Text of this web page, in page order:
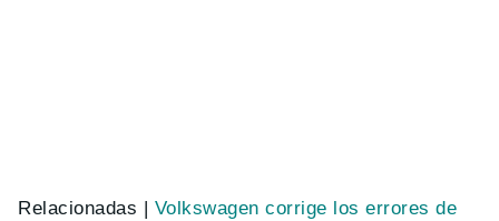
Relacionadas | Volkswagen corrige los errores de